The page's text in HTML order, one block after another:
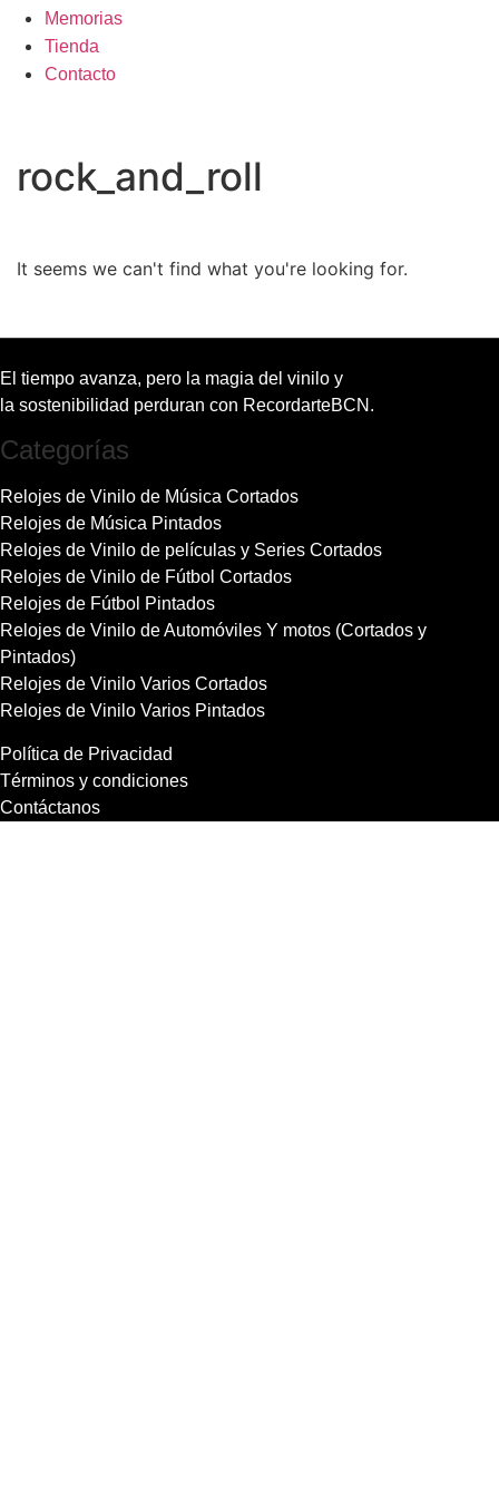
Memorias
Tienda
Contacto
rock_and_roll
It seems we can't find what you're looking for.
El tiempo avanza, pero la magia del vinilo y
la sostenibilidad perduran con RecordarteBCN.
Categorías
Relojes de Vinilo de Música Cortados
Relojes de Música Pintados
Relojes de Vinilo de películas y Series Cortados
Relojes de Vinilo de Fútbol Cortados
Relojes de Fútbol Pintados
Relojes de Vinilo de Automóviles Y motos (Cortados y
Pintados)
Relojes de Vinilo Varios Cortados
Relojes de Vinilo Varios Pintados
Política de Privacidad
Términos y condiciones
Contáctanos